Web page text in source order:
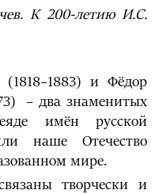
К 200-летию И.С.
(1818–1883) и Фёдор
– два знаменитых
имён русской
наше Отечество
мире.
творчески и